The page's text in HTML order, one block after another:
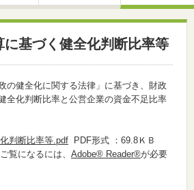
に基づく健全化判断比率等
の健全化に関する法律」に基づき、財政
全化判断比率と公営企業の資金不足比率
判断比率等.pdf PDF形式 ：69.8ＫＢ
覧になるには、 Adobe® Reader®が必要